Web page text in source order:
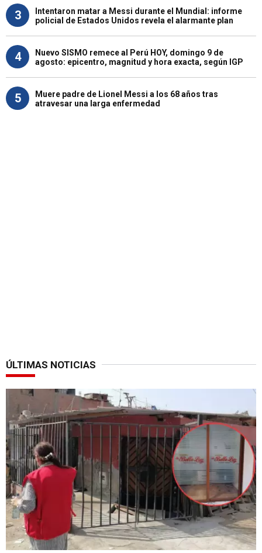
3
Intentaron matar a Messi durante el Mundial: informe
policial de Estados Unidos revela el alarmante plan
4
Nuevo SISMO remece al Perú HOY, domingo 9 de
agosto: epicentro, magnitud y hora exacta, según IGP
5
Muere padre de Lionel Messi a los 68 años tras
atravesar una larga enfermedad
ÚLTIMAS NOTICIAS